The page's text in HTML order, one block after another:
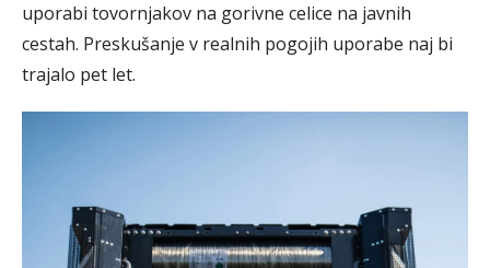
uporabi tovornjakov na gorivne celice na javnih
cestah. Preskušanje v realnih pogojih uporabe naj bi
trajalo pet let.